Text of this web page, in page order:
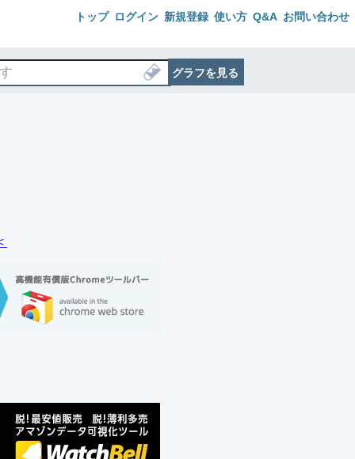
トップ ログイン 新規登録 使い方 Q&A お問い合わせ
グラフを見る